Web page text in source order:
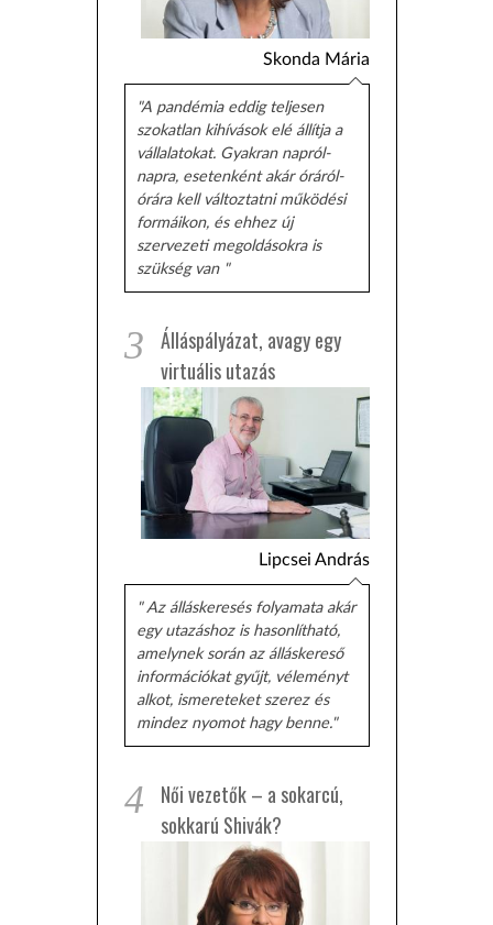
Skonda Mária
"A pandémia eddig teljesen
szokatlan kihívások elé állítja a
vállalatokat. Gyakran napról-
napra, esetenként akár óráról-
órára kell változtatni működési
formáikon, és ehhez új
szervezeti megoldásokra is
szükség van "
3
Álláspályázat, avagy egy
virtuális utazás
Lipcsei András
" Az álláskeresés folyamata akár
egy utazáshoz is hasonlítható,
amelynek során az álláskereső
információkat gyűjt, véleményt
alkot, ismereteket szerez és
mindez nyomot hagy benne."
4
Női vezetők – a sokarcú,
sokkarú Shivák?